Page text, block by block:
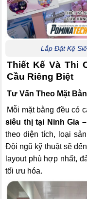
Lắp Đặt Kệ
Thiết Kế Và Thi
Cầu Riêng Biệt
Tư Vấn Theo Mặt
Mỗi mặt bằng đều có
siêu thị tại Ninh Gia
theo diện tích, loại
Đội ngũ kỹ thuật sẽ
layout phù hợp nhất,
tối ưu hóa.